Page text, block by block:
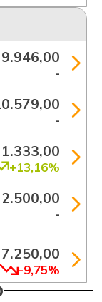
-
-
+13,16%
-
-9,75%